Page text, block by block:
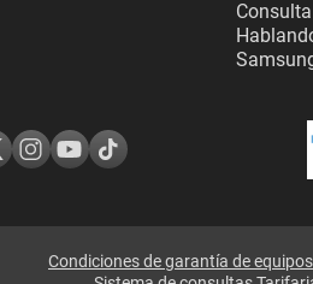
Condiciones de garantía de equipos